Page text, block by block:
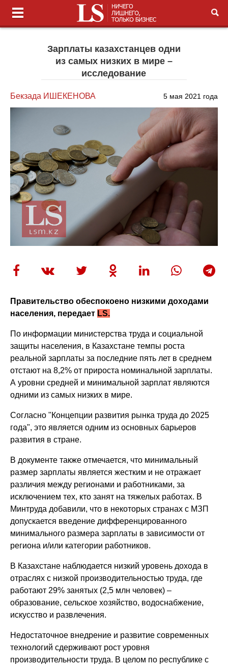
Зарплаты казахстанцев одни
из самых низких в мире –
исследование
Бекзада ИШЕКЕНОВА 5 мая 2021 года
Правительство обеспокоено низкими доходами
населения, передает LS.
По информации министерства труда и социальной
защиты населения, в Казахстане темпы роста
реальной зарплаты за последние пять лет в среднем
отстают на 8,2% от прироста номинальной зарплаты.
А уровни средней и минимальной зарплат являются
одними из самых низких в мире.
Согласно "Концепции развития рынка труда до 2025
года", это является одним из основных барьеров
развития в стране.
В документе также отмечается, что минимальный
размер зарплаты является жестким и не отражает
различия между регионами и работниками, за
исключением тех, кто занят на тяжелых работах. В
Минтруда добавили, что в некоторых странах с МЗП
допускается введение дифференцированного
минимального размера зарплаты в зависимости от
региона и/или категории работников.
В Казахстане наблюдается низкий уровень дохода в
отраслях с низкой производительностью труда, где
работают 29% занятых (2,5 млн человек) –
образование, сельское хозяйство, водоснабжение,
искусство и развлечения.
Недостаточное внедрение и развитие современных
технологий сдерживают рост уровня
производительности труда. В целом по республике с